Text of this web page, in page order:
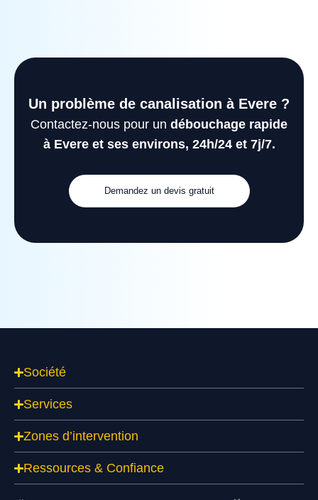
Un problème de canalisation à Evere ?
Contactez-nous pour un débouchage rapide
à Evere et ses environs, 24h/24 et 7j/7.
Demandez un devis gratuit
Société
Services
Zones d’intervention
Ressources & Confiance